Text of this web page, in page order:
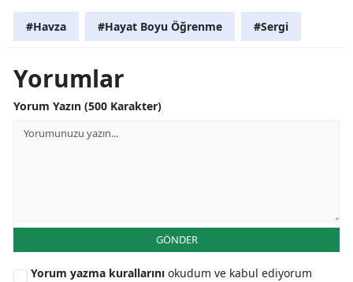
Hatay
Isparta
Kırklareli
#Havza #Hayat Boyu Öğrenme #Sergi
Yorumlar
Yorum Yazın (500 Karakter)
GÖNDER
Yorum yazma kurallarını okudum ve kabul ediyorum